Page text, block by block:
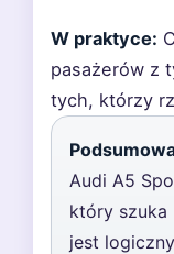
W praktyce:
pasażerów z
tych, którzy
Audi A5
który szuka
jest